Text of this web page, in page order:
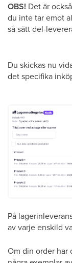
OBS! Det är
du inte tar emot
så sätt del-
Du skickas nu
det specifika
På
av varje enskild
Om din order har